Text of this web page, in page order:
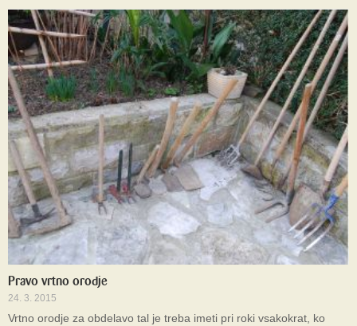
Pravo vrtno orodje
24. 3. 2015
Vrtno orodje za obdelavo tal je treba imeti pri roki vsakokrat, ko